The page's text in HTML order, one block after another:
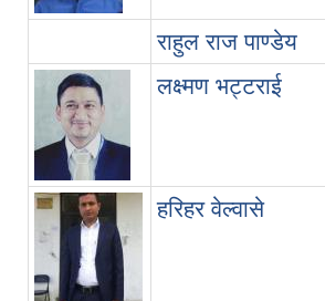
राहुल राज पाण्डेय
लक्ष्मण भट्टराई
हरिहर वेल्वासे